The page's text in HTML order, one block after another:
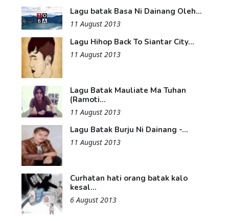
Lagu batak Basa Ni Dainang Oleh...
11 August 2013
Lagu Hihop Back To Siantar City...
11 August 2013
Lagu Batak Mauliate Ma Tuhan
(Ramoti...
11 August 2013
Lagu Batak Burju Ni Dainang -...
11 August 2013
Curhatan hati orang batak kalo
kesal...
6 August 2013